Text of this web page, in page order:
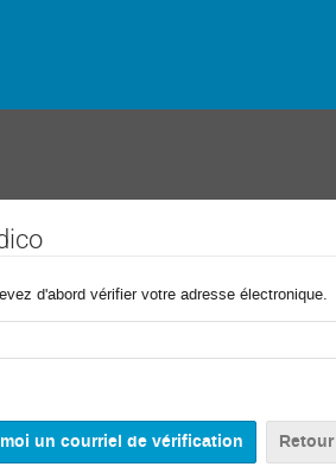
d'abord vérifier votre adresse électronique.
Retour